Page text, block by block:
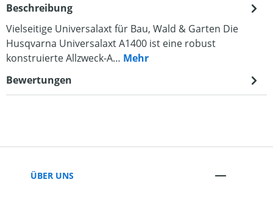
Beschreibung
Vielseitige Universalaxt für Bau, Wald & Garten Die
Husqvarna Universalaxt A1400 ist eine robust
konstruierte Allzweck-A… Mehr
Bewertungen
ÜBER UNS